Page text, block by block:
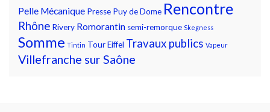
Pelle Mécanique Presse Puy de Dome Rencontre
Rhône Rivery Romorantin semi-remorque Skegness
Somme Tintin Tour Eiffel Travaux publics Vapeur
Villefranche sur Saône